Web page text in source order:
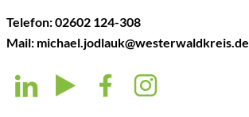
Telefon:02602 124-308
Mail: michael.jodlauk@westerwaldkreis.de